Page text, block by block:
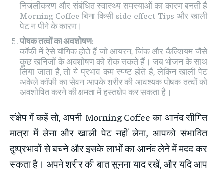
निर्जलीकरण और संबंधित स्वास्थ्य समस्याओं का कारण बनती है
Morning Coffee बिना किसी side effect Tips और खाली
पेट न पीने के कारण।
पोषक तत्वों का अवशोषण:
कॉफी में ऐसे यौगिक होते हैं जो आयरन, जिंक और कैल्शियम जैसे
कुछ खनिजों के अवशोषण को रोक सकते हैं। जब भोजन के साथ
लिया जाता है, तो ये प्रभाव कम स्पष्ट होते हैं, लेकिन खाली पेट
अकेले कॉफी का सेवन आपके शरीर की आवश्यक पोषक तत्वों को
अवशोषित करने की क्षमता में हस्तक्षेप कर सकता है।
संक्षेप में कहें तो, अपनी Morning Coffee का आनंद सीमित
मात्रा में लेना और खाली पेट नहीं लेना, आपको संभावित
दुष्प्रभावों से बचने और इसके लाभों का आनंद लेने में मदद कर
सकता है। अपने शरीर की बात सुनना याद रखें, और यदि आप